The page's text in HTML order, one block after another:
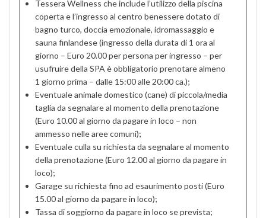
Tessera Wellness che include l’utilizzo della piscina
coperta e l’ingresso al centro benessere dotato di
bagno turco, doccia emozionale, idromassaggio e
sauna finlandese (ingresso della durata di 1 ora al
giorno – Euro 20.00 per persona per ingresso – per
usufruire della SPA è obbligatorio prenotare almeno
1 giorno prima – dalle 15:00 alle 20:00 ca.);
Eventuale animale domestico (cane) di piccola/media
taglia da segnalare al momento della prenotazione
(Euro 10.00 al giorno da pagare in loco – non
ammesso nelle aree comuni);
Eventuale culla su richiesta da segnalare al momento
della prenotazione (Euro 12.00 al giorno da pagare in
loco);
Garage su richiesta fino ad esaurimento posti (Euro
15.00 al giorno da pagare in loco);
Tassa di soggiorno da pagare in loco se prevista;